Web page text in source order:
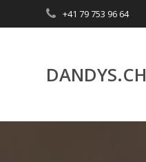
User
+41 79 753 96 64
DANDYS.CH